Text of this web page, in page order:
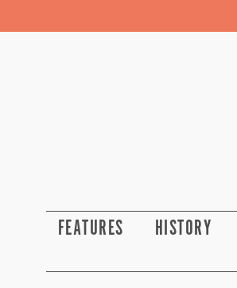
FEATURES HISTORY